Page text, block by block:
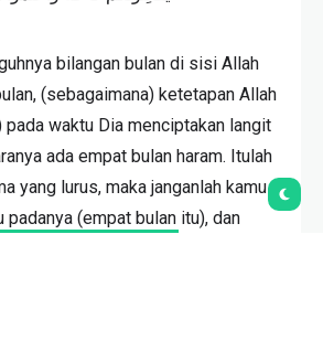
bilangan bulan di sisi Allah
(sebagaimana) ketetapan Allah
waktu Dia menciptakan langit
ada empat bulan haram. Itulah
yang lurus, maka janganlah kamu
(empat bulan itu), dan